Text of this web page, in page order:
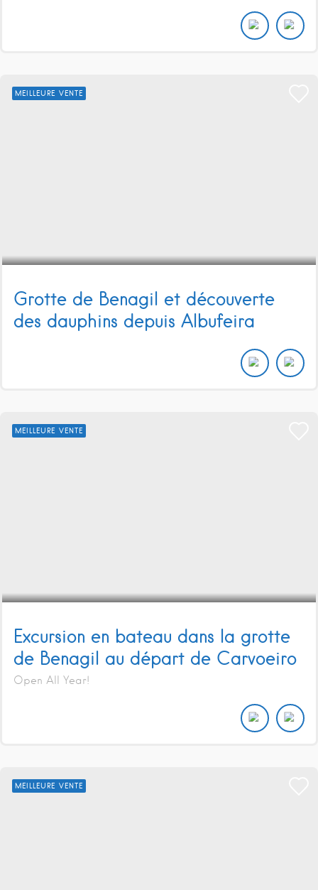
MEILLEURE VENTE
Grotte de Benagil et découverte
des dauphins depuis Albufeira
MEILLEURE VENTE
Excursion en bateau dans la grotte
de Benagil au départ de Carvoeiro
Open All Year!
MEILLEURE VENTE